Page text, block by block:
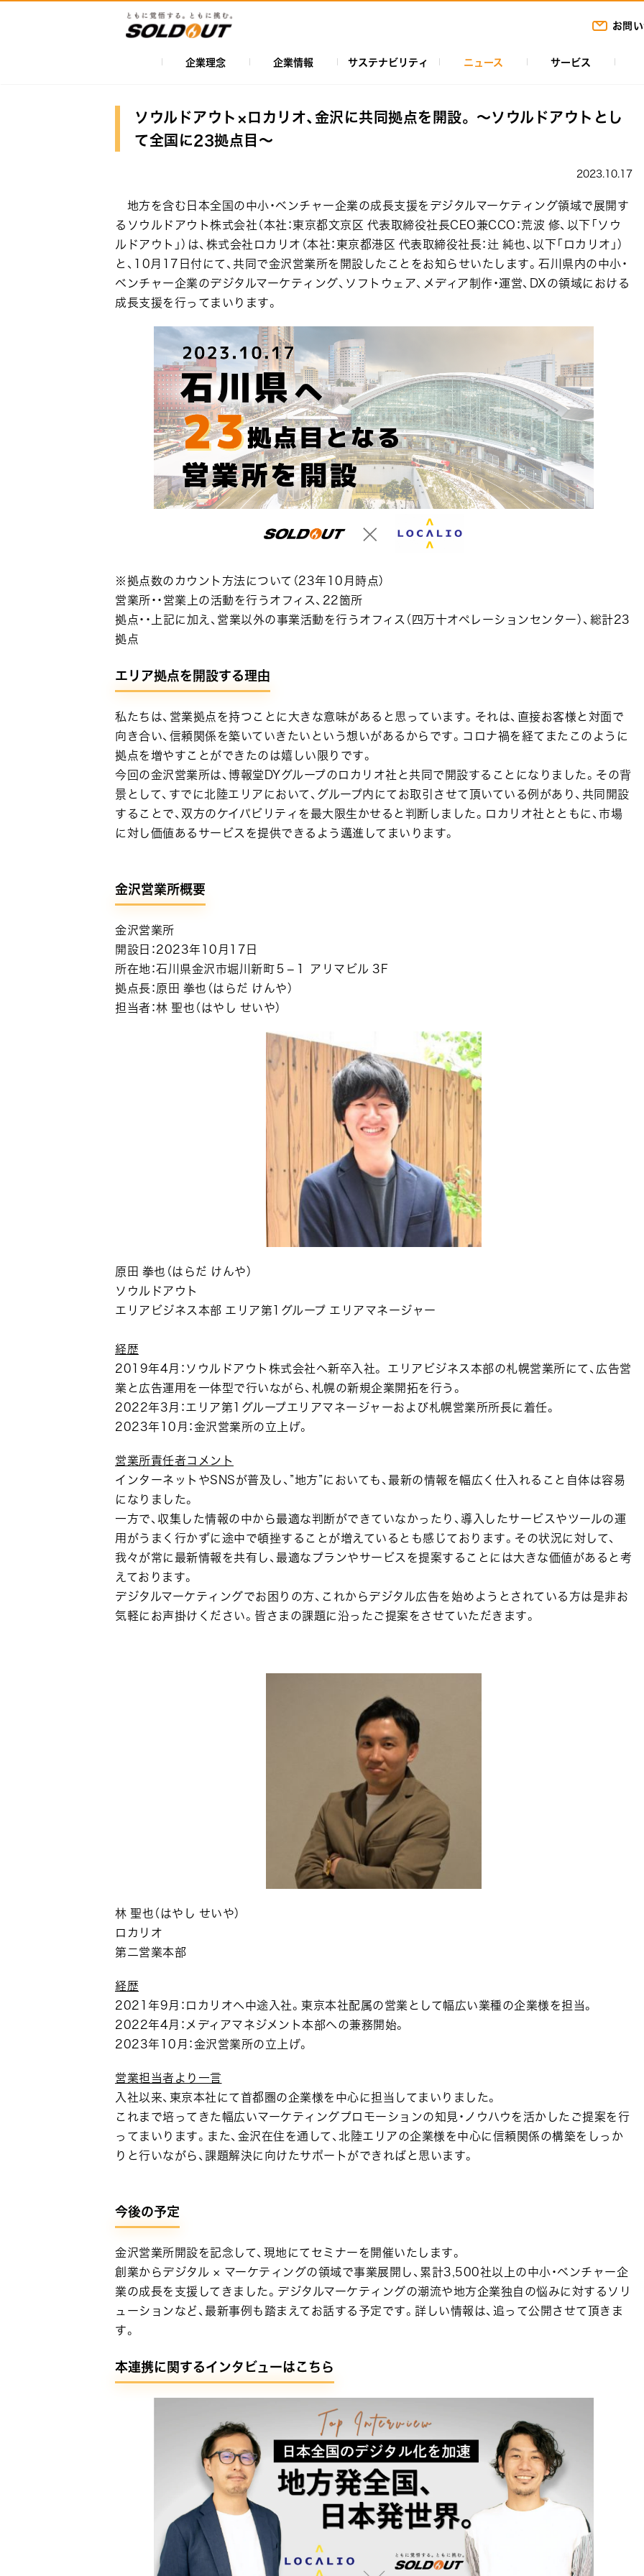
お問
ン
ナ
ー
シ
ョ
ン
企業理念 企業情報 サステナビリティ ニュース サービス
ソウルドアウト×ロカリオ、金沢に共同拠点を開設。 ～ソウルドアウトとし
て全国に23拠点目～
2023.10.17
地方を含む日本全国の中小・ベンチャー企業の成長支援をデジタルマーケティング領域で展開す
るソウルドアウト株式会社（本社：東京都文京区 代表取締役社長CEO兼CCO：荒波 修、以下「ソウ
ルドアウト」）は、株式会社ロカリオ（本社：東京都港区 代表取締役社長：辻 純也、以下「ロカリオ」）
と、10月17日付にて、共同で金沢営業所を開設したことをお知らせいたします。石川県内の中小・
ベンチャー企業のデジタルマーケティング、ソフトウェア、メディア制作・運営、DXの領域における
成長支援を行ってまいります。
※拠点数のカウント方法について（23年10月時点）
営業所・・営業上の活動を行うオフィス、22箇所
拠点・・上記に加え、営業以外の事業活動を行うオフィス（四万十オペレーションセンター）、総計23
拠点
エリア拠点を開設する理由
私たちは、営業拠点を持つことに大きな意味があると思っています。それは、直接お客様と対面で
向き合い、信頼関係を築いていきたいという想いがあるからです。コロナ禍を経てまたこのように
拠点を増やすことができたのは嬉しい限りです。
今回の金沢営業所は、博報堂DYグループのロカリオ社と共同で開設することになりました。その背
景として、すでに北陸エリアにおいて、グループ内にてお取引させて頂いている例があり、共同開設
することで、双方のケイパビリティを最大限生かせると判断しました。ロカリオ社とともに、市場
に対し価値あるサービスを提供できるよう邁進してまいります。
金沢営業所概要
金沢営業所
開設日：2023年10月17日
所在地：石川県金沢市堀川新町５−１ アリマビル 3F
拠点長：原田 拳也（はらだ けんや）
担当者：林 聖也（はやし せいや）
原田 拳也（はらだ けんや）
ソウルドアウト
エリアビジネス本部 エリア第1グループ エリアマネージャー
経歴
2019年4月：ソウルドアウト株式会社へ新卒入社。 エリアビジネス本部の札幌営業所にて、広告営
業と広告運用を一体型で行いながら、札幌の新規企業開拓を行う。
2022年3月：エリア第1グループエリアマネージャーおよび札幌営業所所長に着任。
2023年10月：金沢営業所の立上げ。
営業所責任者コメント
インターネットやSNSが普及し、”地方”においても、最新の情報を幅広く仕入れること自体は容易
になりました。
一方で、収集した情報の中から最適な判断ができていなかったり、導入したサービスやツールの運
用がうまく行かずに途中で頓挫することが増えているとも感じております。その状況に対して、
我々が常に最新情報を共有し、最適なプランやサービスを提案することには大きな価値があると考
えております。
デジタルマーケティングでお困りの方、これからデジタル広告を始めようとされている方は是非お
気軽にお声掛けください。皆さまの課題に沿ったご提案をさせていただきます。
林 聖也（はやし せいや）
ロカリオ
第二営業本部
経歴
2021年9月：ロカリオへ中途入社。東京本社配属の営業として幅広い業種の企業様を担当。
2022年4月：メディアマネジメント本部への兼務開始。
2023年10月：金沢営業所の立上げ。
営業担当者より一言
入社以来、東京本社にて首都圏の企業様を中心に担当してまいりました。
これまで培ってきた幅広いマーケティングプロモーションの知見・ノウハウを活かしたご提案を行
ってまいります。また、金沢在住を通して、北陸エリアの企業様を中心に信頼関係の構築をしっか
りと行いながら、課題解決に向けたサポートができればと思います。
今後の予定
金沢営業所開設を記念して、現地にてセミナーを開催いたします。
創業からデジタル × マーケティングの領域で事業展開し、累計3,500社以上の中小・ベンチャー企
業の成長を支援してきました。デジタルマーケティングの潮流や地方企業独自の悩みに対するソリ
ューションなど、最新事例も踏まえてお話する予定です。詳しい情報は、追って公開させて頂きま
す。
本連携に関するインタビューはこちら